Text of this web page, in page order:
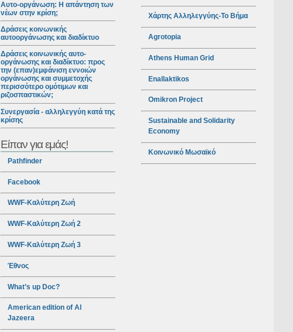
Αυτο-οργάνωση: Η απάντηση των
νέων στην κρίση;
Δράσεις κοινωνικής
αυτοοργάνωσης και διαδίκτυο
Δράσεις κοινωνικής αυτο-
οργάνωσης και διαδίκτυο: προς
την (επαν)εμφάνιση εννοιών
οργάνωσης και συμμετοχής
περισσότερο ομότιμων και
ριζοσπαστικών;
Συνεργασία - αλληλεγγύη κατά της
κρίσης
Είπαν για εμάς!
Pathfinder
Facebook
WWF-Καλύτερη Ζωή
WWF-Καλύτερη Ζωή 2
WWF-Καλύτερη Ζωή 3
Έθνος
What’s up Doc?
American edition of Al
Jazeera
Χάρτης Αλληλεγγύης-Το Βήμα
Agrotopia
Athens Human Grid
Enallaktikos
Omikron Project
Sustainable and Solidarity
Economy
Κοινωνικό Μωσαϊκό